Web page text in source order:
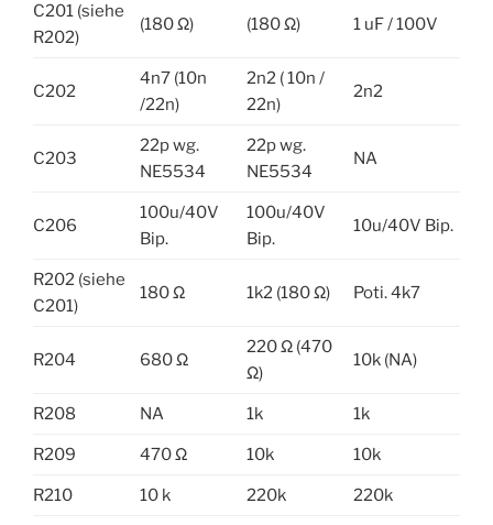
C201 (siehe
R202)
(180 Ω) (180 Ω) 1 uF / 100V
C202
4n7 (10n
/22n)
2n2 ( 10n /
22n)
2n2
C203
22p wg.
NE5534
22p wg.
NE5534
NA
C206
100u/40V
Bip.
100u/40V
Bip.
10u/40V Bip.
R202 (siehe
C201)
180 Ω 1k2 (180 Ω) Poti. 4k7
R204 680 Ω
220 Ω (470
Ω)
10k (NA)
R208 NA 1k 1k
R209 470 Ω 10k 10k
R210 10 k 220k 220k